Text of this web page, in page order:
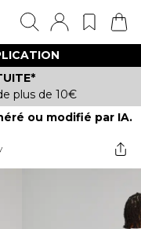
plus de 10€
ou modifié par IA.